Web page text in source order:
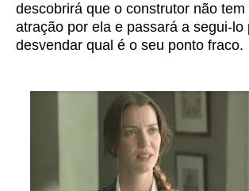
descobrirá que o construtor não tem
atração por ela e passará a segui-lo
desvendar qual é o seu ponto fraco.